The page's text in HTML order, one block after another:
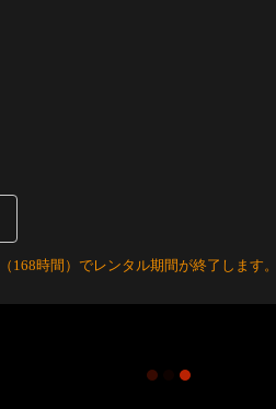
時間）でレンタル期間が終了します。